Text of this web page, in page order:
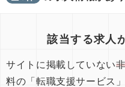
該当する求人
サイトに掲載していない
料の「転職支援サービス